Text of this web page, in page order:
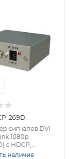
269D
сигналов DVI-
1080p
с HDCP,
АЧХ,
наличие